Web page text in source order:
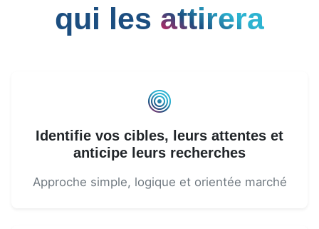
qui les attirera
Identifie vos cibles, leurs attentes et
anticipe leurs recherches
Approche simple, logique et orientée marché